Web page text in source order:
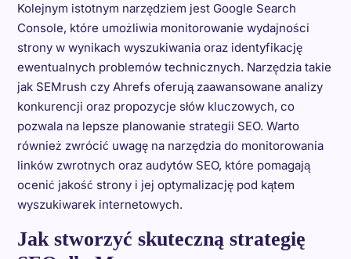
Kolejnym istotnym narzędziem jest Google Search
Console, które umożliwia monitorowanie wydajności
strony w wynikach wyszukiwania oraz identyfikację
ewentualnych problemów technicznych. Narzędzia takie
jak SEMrush czy Ahrefs oferują zaawansowane analizy
konkurencji oraz propozycje słów kluczowych, co
pozwala na lepsze planowanie strategii SEO. Warto
również zwrócić uwagę na narzędzia do monitorowania
linków zwrotnych oraz audytów SEO, które pomagają
ocenić jakość strony i jej optymalizację pod kątem
wyszukiwarek internetowych.
Jak stworzyć skuteczną strategię